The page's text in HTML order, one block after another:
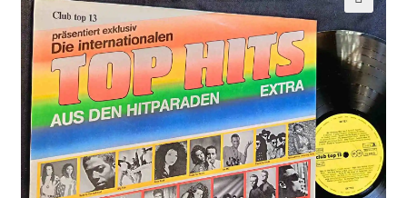
Echipamente
Listă produse
Oferta lunii
Contul meu
🔍